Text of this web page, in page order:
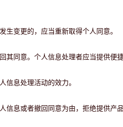
生变更的，应当重新取得个人同意。
同意。个人信息处理者应当提供便捷
信息处理活动的效力。
息或者撤回同意为由，拒绝提供产